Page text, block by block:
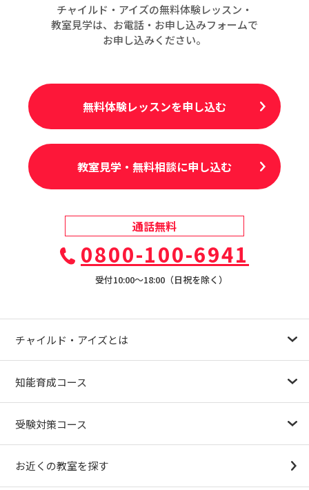
チャイルド・アイズの無料体験レッスン・
教室見学は、お電話・お申し込みフォームで
お申し込みください。
無料体験レッスンを申し込む
教室見学・無料相談に申し込む
通話無料
0800-100-6941
受付10:00〜18:00（日祝を除く）
チャイルド・アイズとは
知能育成コース
受験対策コース
（思考力アドバンスコースアストルム）
お近くの教室を探す